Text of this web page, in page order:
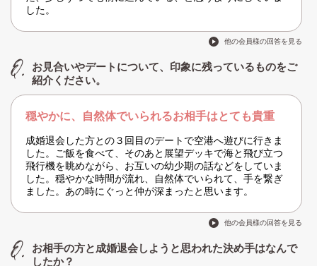
した。
他の会員様の回答を見る
お見合いやデートについて、印象に残っているものをご
紹介ください。
穏やかに、自然体でいられるお相手はとても貴重
成婚退会した方との３回目のデートで空港へ遊びに行きま
した。ご飯を食べて、そのあと展望デッキで海と飛び立つ
飛行機を眺めながら、お互いの幼少期の話などをしていま
した。穏やかな時間が流れ、自然体でいられて、手を繋ぎ
ました。あの時にぐっと仲が深まったと思います。
他の会員様の回答を見る
お相手の方と成婚退会しようと思われた決め手はなんで
したか？